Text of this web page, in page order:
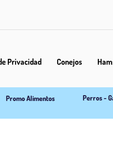
Privacidad Conejos
Promo Alimentos Perros -